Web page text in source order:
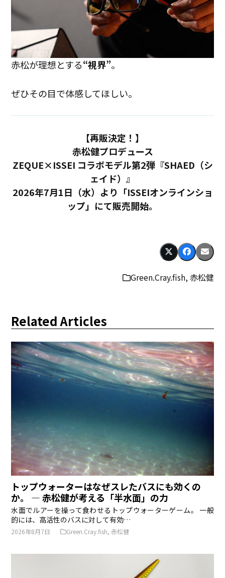
赤松が理想とする“視界”。
ぜひその目で体感してほしい。
【再販決定！】
赤松健プロデュース
ZEQUE×ISSEI コラボモデル第2弾『SHAED（シ
ェイド）』
2026年7月1日（水）より「ISSEIオンラインショ
ップ」にて販売開始。
Green.Cray.fish, 赤松健
Related Articles
トップウォーターはなぜスレたバスにも効くの
か。 ― 赤松健が考える「半水面」の力
水面でルアーを操って食わせるトップウォーターゲーム。 一般
的には、高活性のバスに対して有効…
2026年8月7日 Green.Cray.fish,赤松健